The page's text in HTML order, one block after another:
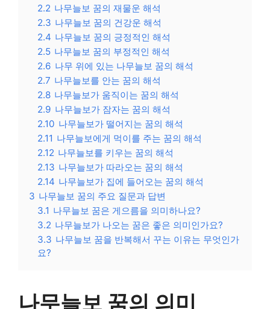
2.2 나무늘보 꿈의 재물운 해석
2.3 나무늘보 꿈의 건강운 해석
2.4 나무늘보 꿈의 긍정적인 해석
2.5 나무늘보 꿈의 부정적인 해석
2.6 나무 위에 있는 나무늘보 꿈의 해석
2.7 나무늘보를 안는 꿈의 해석
2.8 나무늘보가 움직이는 꿈의 해석
2.9 나무늘보가 잠자는 꿈의 해석
2.10 나무늘보가 떨어지는 꿈의 해석
2.11 나무늘보에게 먹이를 주는 꿈의 해석
2.12 나무늘보를 키우는 꿈의 해석
2.13 나무늘보가 따라오는 꿈의 해석
2.14 나무늘보가 집에 들어오는 꿈의 해석
3 나무늘보 꿈의 주요 질문과 답변
3.1 나무늘보 꿈은 게으름을 의미하나요?
3.2 나무늘보가 나오는 꿈은 좋은 의미인가요?
3.3 나무늘보 꿈을 반복해서 꾸는 이유는 무엇인가
요?
나무늘보 꿈의 의미